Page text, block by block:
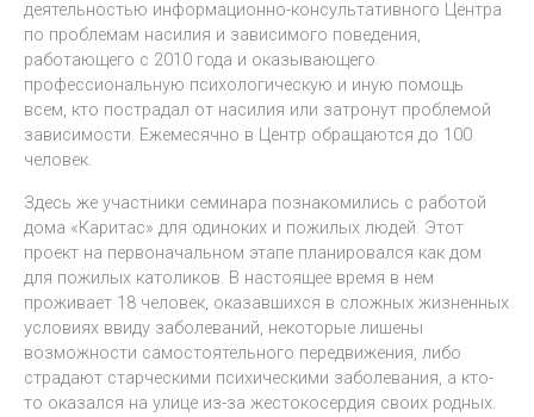
деятельностью информационно-консультативного Центра
по проблемам насилия и зависимого поведения,
работающего с 2010 года и оказывающего
профессиональную психологическую и иную помощь
всем, кто пострадал от насилия или затронут проблемой
зависимости. Ежемесячно в Центр обращаются до 100
человек.
Здесь же участники семинара познакомились с работой
дома «Каритас» для одиноких и пожилых людей. Этот
проект на первоначальном этапе планировался как дом
для пожилых католиков. В настоящее время в нем
проживает 18 человек, оказавшихся в сложных жизненных
условиях ввиду заболеваний, некоторые лишены
возможности самостоятельного передвижения, либо
страдают старческими психическими заболевания, а кто-
то оказался на улице из-за жестокосердия своих родных.